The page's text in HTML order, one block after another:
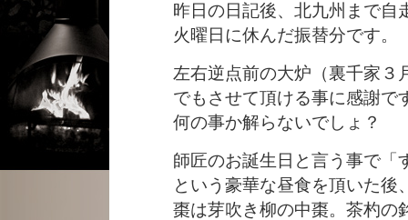
昨日の日記後、北九州まで自
火曜日に休んだ振替分です。
左右逆点前の大炉（裏千家３
でもさせて頂ける事に感謝で
何の事か解らないでしょ？
師匠のお誕生日と言う事で「
という豪華な昼食を頂いた後
棗は芽吹き柳の中棗。茶杓の